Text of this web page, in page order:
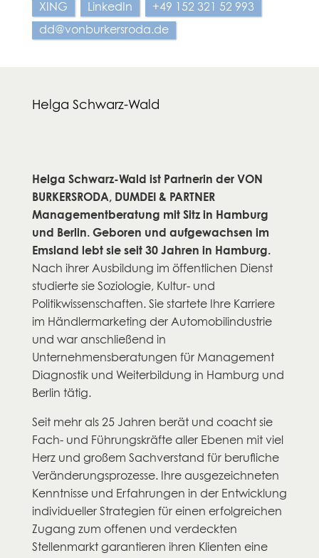
XING LinkedIn
+49 152 321 52 993
dd@vonburkersroda.de
Helga Schwarz-Wald
Helga Schwarz-Wald ist Partnerin der VON
BURKERSRODA, DUMDEI & PARTNER
Managementberatung mit Sitz in Hamburg
und Berlin. Geboren und aufgewachsen im
Emsland lebt sie seit 30 Jahren in Hamburg.
Nach ihrer Ausbildung im öffentlichen Dienst
studierte sie Soziologie, Kultur- und
Politikwissenschaften. Sie startete Ihre Karriere
im Händlermarketing der Automobilindustrie
und war anschließend in
Unternehmensberatungen für Management
Diagnostik und Weiterbildung in Hamburg und
Berlin tätig.
Seit mehr als 25 Jahren berät und coacht sie
Fach- und Führungskräfte aller Ebenen mit viel
Herz und großem Sachverstand für berufliche
Veränderungsprozesse. Ihre ausgezeichneten
Kenntnisse und Erfahrungen in der Entwicklung
individueller Strategien für einen erfolgreichen
Zugang zum offenen und verdeckten
Stellenmarkt garantieren ihren Klienten eine